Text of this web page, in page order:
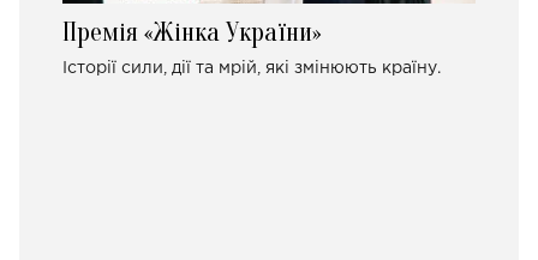
Премія «Жінка України»
Історії сили, дії та мрій, які змінюють країну.